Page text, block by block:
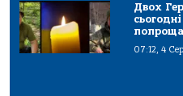
Двох
07:12, 4